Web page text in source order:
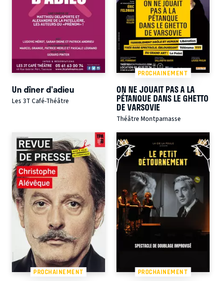
Un dîner d'adieu
Les 3T Café-Théâtre
PROCHAINEMENT
ON NE JOUAIT PAS A LA
PÉTANQUE DANS LE GHETTO
DE VARSOVIE
Théâtre Montparnasse
PROCHAINEMENT PROCHAINEMENT